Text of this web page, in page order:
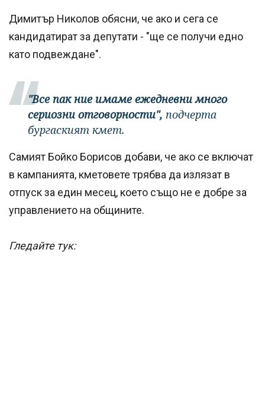
Димитър Николов обясни, че ако и сега се
кандидатират за депутати - "ще се получи едно
като подвеждане".
"Все пак ние имаме ежедневни много
сериозни отговорности", подчерта
бургаският кмет.
Самият Бойко Борисов добави, че ако се включат
в кампанията, кметовете трябва да излязат в
отпуск за един месец, което също не е добре за
управлението на общините.
Гледайте тук: